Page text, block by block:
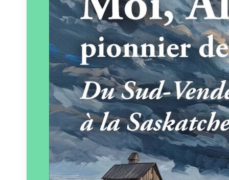
Éditeur :Vent des lettres
Paru le
01/03/2024